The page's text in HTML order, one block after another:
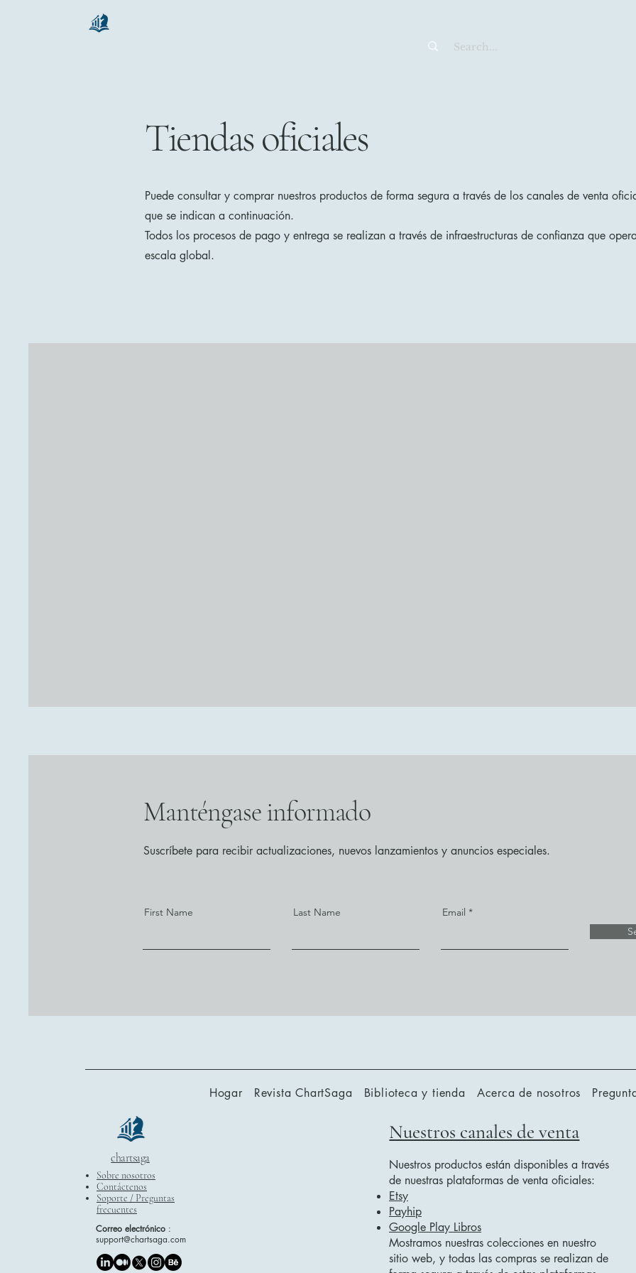
Tiendas oficiales
Puede consultar y comprar nuestros productos de forma segura a través de los canales de venta
que se indican a continuación.
Todos los procesos de pago y entrega se realizan a través de infraestructuras de confianza que
escala global.
Manténgase informado
Suscríbete para recibir actualizaciones, nuevos lanzamientos y anuncios especiales.
First Name Last Name
Email
chartsaga
Sobre nosotros
Contáctenos
Soporte / Preguntas
frecuentes
Correo electrónico :
support@chartsaga.com
Nuestros canales de venta
Nuestros productos están disponibles a través
de nuestras plataformas de venta oficiales:
Etsy
Payhip
Google Play Libros
Mostramos nuestras colecciones en nuestro
sitio web, y todas las compras se realizan de
Hogar Revista ChartSaga Biblioteca y tienda Acerca de nosotros